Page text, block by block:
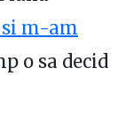
m-am
o sa decid